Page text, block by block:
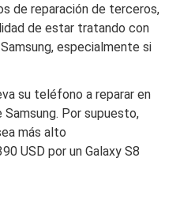
de reparación de terceros,
de estar tratando con
especialmente si
su teléfono a reparar en
Por supuesto,
más alto
USD por un Galaxy S8